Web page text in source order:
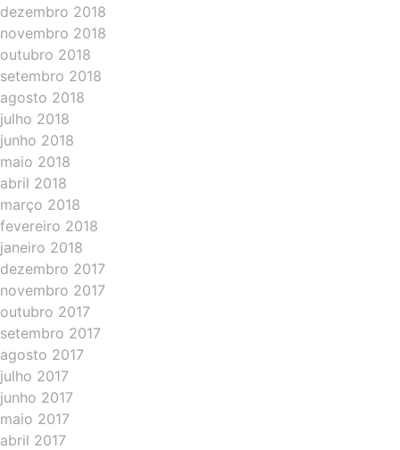
dezembro 2018
novembro 2018
outubro 2018
setembro 2018
agosto 2018
julho 2018
junho 2018
maio 2018
abril 2018
março 2018
fevereiro 2018
janeiro 2018
dezembro 2017
novembro 2017
outubro 2017
setembro 2017
agosto 2017
julho 2017
junho 2017
maio 2017
abril 2017